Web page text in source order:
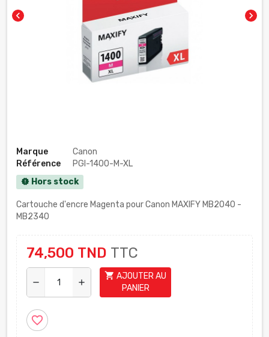
chevron_left chevron_right
Marque
Canon
Référence
PGI-1400-M-XL
new_releases Hors stock
Cartouche d'encre Magenta pour Canon MAXIFY MB2040 -
MB2340
74,500 TND TTC
remove add
shopping_cart AJOUTER AU
PANIER
favorite_border